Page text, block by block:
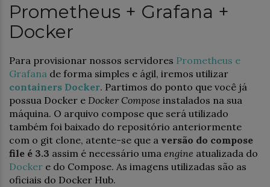
Prometheus + Grafana +
Docker
Para provisionar nossos servidores Prometheus e
Grafana de forma simples e ágil, iremos utilizar
containers Docker. Partimos do ponto que você já
possua Docker e Docker Compose instalados na sua
máquina. O arquivo compose que será utilizado
também foi baixado do repositório anteriormente
com o git clone, atente-se que a versão do compose
file é 3.3 assim é necessário uma engine atualizada do
Docker e do Compose. As imagens utilizadas são as
oficiais do Docker Hub.